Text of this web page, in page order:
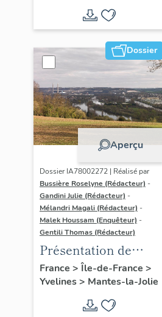
Dossier
Aperçu
Dossier IA78002272 | Réalisé par
Bussière Roselyne (Rédacteur) -
Gandini Julie (Rédacteur) -
Mélandri Magali (Rédacteur) -
Malek Houssam (Enquêteur) -
Gentili Thomas (Rédacteur)
Présentation de
l'étude
France > Île-de-France >
Yvelines> Mantes-la-Jolie